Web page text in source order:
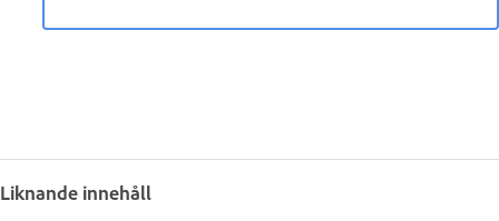
Liknande innehåll